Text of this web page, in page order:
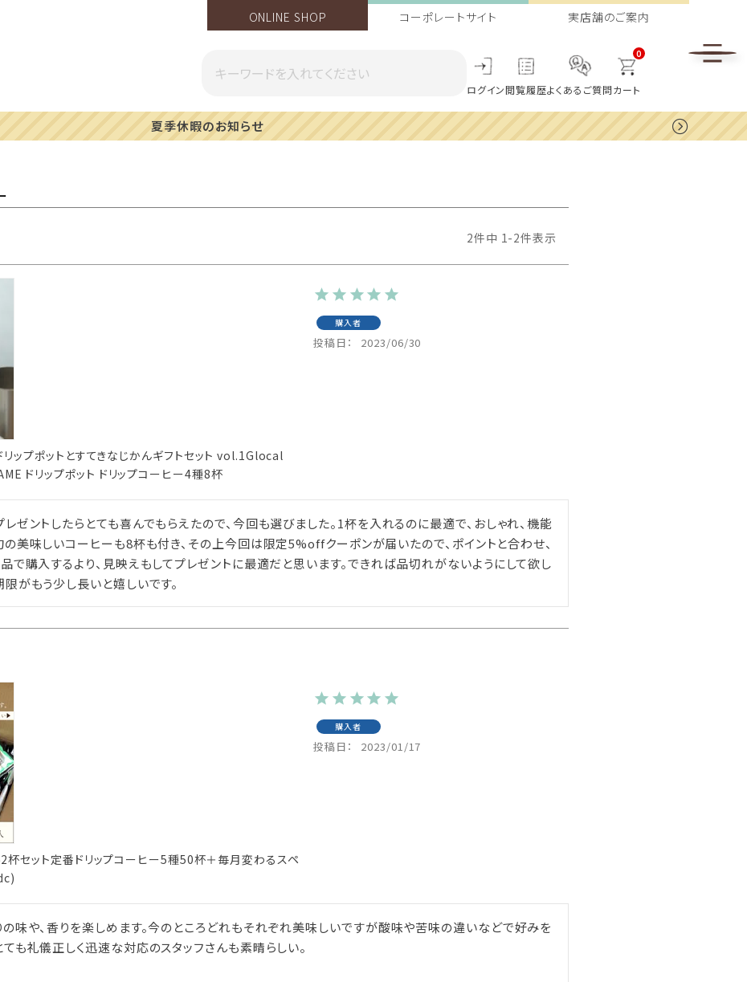
ONLINE SHOP コーポレートサイト 実店舗のご案内
ログイン閲覧履歴よくあるご質問
0
カート
一部地域への配送遅延のご案内
2件中 1-2件表示
ップポットとすてきなじかんギフトセット vol.1Glocal
ドリップポット ドリップコーヒー4種8杯
購入者
投稿日 2023/06/30
ゼントしたらとても喜んでもらえたので、今回も選びました。1杯を入れるのに最適で、おしゃれ、機能
の美味しいコーヒーも8杯も付き、その上今回は限定5%offクーポンが届いたので、ポイントと合わせ、
品で購入するより、見映えもしてプレゼントに最適だと思います。できれば品切れがないようにして欲し
がもう少し長いと嬉しいです。
杯セット定番ドリップコーヒー5種50杯＋毎月変わるスペ
購入者
投稿日 2023/01/17
の味や、香りを楽しめます。今のところどれもそれぞれ美味しいですが酸味や苦味の違いなどで好みを
も礼儀正しく迅速な対応のスタッフさんも素晴らしい。